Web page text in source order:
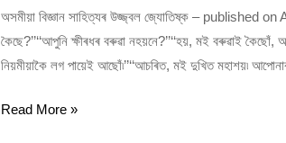
অসমীয়া বিজ্ঞান সাহিত্যৰ উজ্জ্বল জ্যোতিষ্ক – published
কৈছে?’’‘‘আপুনি ক্ষীৰধৰ বৰুৱা নহয়নে?’’‘‘হয়, মই বৰুৱাই
নিয়মীয়াকৈ লগ পায়েই আছোঁ৷’’‘‘আচৰিত, মই দুখিত মহাশয়৷
Read More »